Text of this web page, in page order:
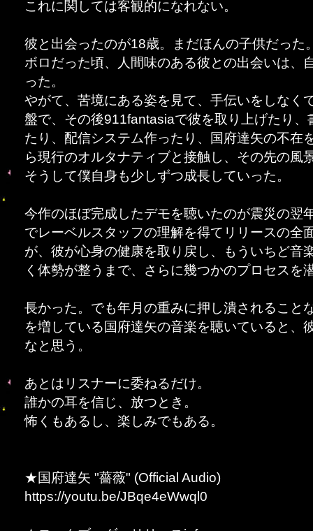
これに関しては客観的になれない。
彼と出会ったのが18歳。まだほんの子供だった
ボロだった頃、人間味のある彼との出会いは、
った。
やがて、苦境にある姿を見て、手伝いをしなく
盤で、その後911fantasiaで彼を取り上げたり
たり、配信システム作ったり、国府達矢の不在
ら現行のオルタナティブと接触し、その先の風
そうして僕自身も少しずつ成長していった。
今作のほぼ完成したデモを聴いたのが震災の翌
でレーベルスタッフの理解を得てリリースの全
が、彼が心身の健康を取り戻し、もういちど音
く体勢が整うまで、さらに幾つかのプロセスを
長かった。でも年月の重みに押し潰されること
を増している国府達矢の音楽を聴いていると、
なと思う。
あとはリスナーに委ねるだけ。
誰かの耳を信じ、放つとき。
怖くもあるし、楽しみでもある。
★国府達矢 "薔薇" (Official Audio)
https://youtu.be/JBqe4eWwql0